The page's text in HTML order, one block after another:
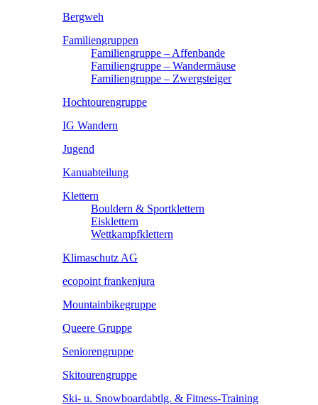
Bergweh
Familiengruppen
Familiengruppe – Affenbande
Familiengruppe – Wandermäuse
Familiengruppe – Zwergsteiger
Hochtourengruppe
IG Wandern
Jugend
Kanuabteilung
Klettern
Bouldern & Sportklettern
Eisklettern
Wettkampfklettern
Klimaschutz AG
ecopoint frankenjura
Mountainbikegruppe
Queere Gruppe
Seniorengruppe
Skitourengruppe
Ski- u. Snowboardabtlg. & Fitness-Training